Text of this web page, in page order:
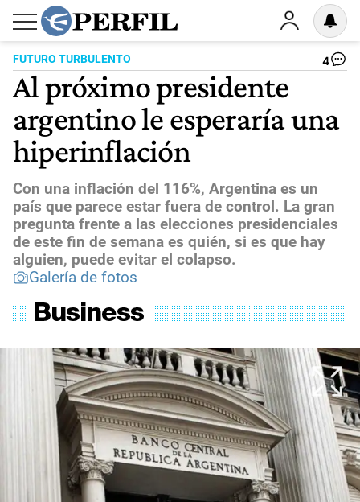
FUTURO TURBULENTO 4
Al próximo presidente
argentino le esperaría una
hiperinflación
Con una inflación del 116%, Argentina es un
país que parece estar fuera de control. La gran
pregunta frente a las elecciones presidenciales
de este fin de semana es quién, si es que hay
alguien, puede evitar el colapso.
Galería de fotos